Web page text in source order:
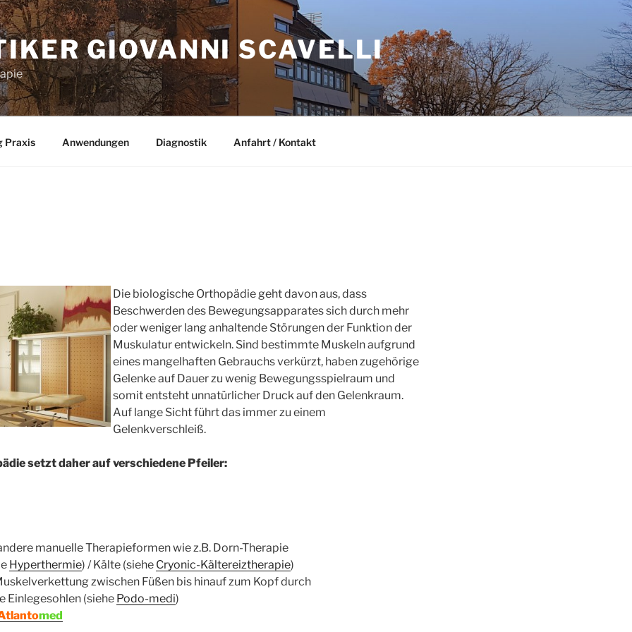
GIOVANNI SCAVELLI
Praxis Anwendungen Diagnostik Anfahrt / Kontakt
Die biologische Orthopädie geht davon aus, dass
Beschwerden des Bewegungsapparates sich durch mehr
oder weniger lang anhaltende Störungen der Funktion der
Muskulatur entwickeln. Sind bestimmte Muskeln aufgrund
eines mangelhaften Gebrauchs verkürzt, haben zugehörige
Gelenke auf Dauer zu wenig Bewegungsspielraum und
somit entsteht unnatürlicher Druck auf den Gelenkraum.
Auf lange Sicht führt das immer zu einem
Gelenkverschleiß.
setzt daher auf verschiedene Pfeiler:
manuelle Therapieformen wie z.B. Dorn-Therapie
Hyperthermie) / Kälte (siehe Cryonic-Kältereiztherapie)
zwischen Füßen bis hinauf zum Kopf durch
Einlegesohlen (siehe Podo-medi)
med